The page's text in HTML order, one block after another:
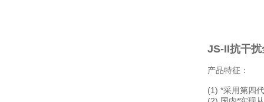
JS-II抗干
产品特征：
(1) *采用第四